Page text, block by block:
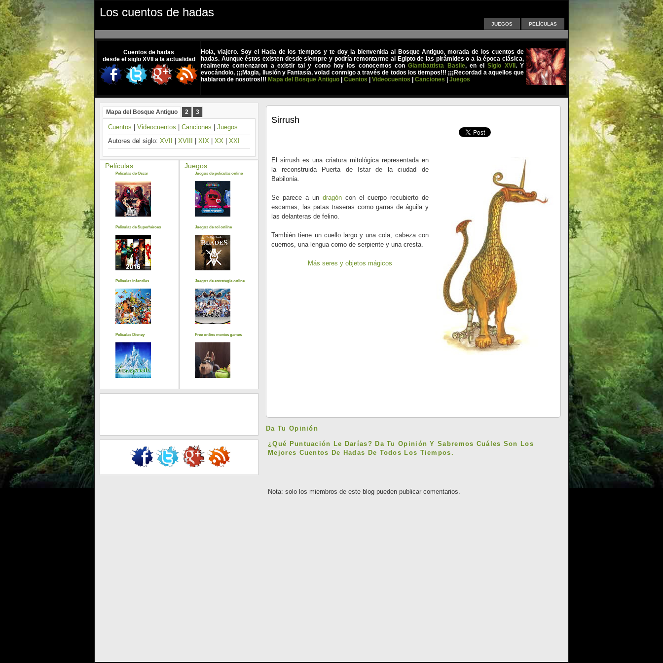
Los cuentos de hadas
JUEGOS PELÍCULAS
Cuentos de hadas
desde el siglo XVII a la actualidad
Hola, viajero. Soy el Hada de los tiempos y te doy la bienvenida al Bosque Antiguo, morada de los cuentos de
hadas. Aunque éstos existen desde siempre y podría remontarme al Egipto de las pirámides o a la época clásica,
realmente comenzaron a existir tal y como hoy los conocemos conGiambattista Basile, en elSiglo XVII . Y
evocándolo, ¡¡¡Magia, Ilusión y Fantasía, volad conmigo a través de todos los tiempos!!! ¡¡¡Recordad a aquellos que
hablaron de nosotros!!! Mapa del Bosque Antiguo Cuentos Videocuentos Canciones Juegos
Sirrush
El sirrush es una criatura mitológica representada en
la reconstruida Puerta de Istar de la ciudad de
Babilonia.
Se parece a undragón con el cuerpo recubierto de
escamas, las patas traseras como garras de águila y
las delanteras de felino.
También tiene un cuello largo y una cola, cabeza con
cuernos, una lengua como de serpiente y una cresta.
Más seres y objetos mágicos
Da Tu Opinión
¿Qué Puntuación Le Darías? Da Tu Opinión Y Sabremos Cuáles Son Los
Mejores Cuentos De Hadas De Todos Los Tiempos.
Nota: solo los miembros de este blog pueden publicar comentarios.
Mapa del Bosque Antiguo 2 3
Cuentos Videocuentos Canciones
Juegos
Autores del siglo: XVII XVIII XIX XX XXI
Películas
Películas de Óscar
Películas de Superhéroes
Películas infantiles
Películas Disney
Juegos
Juegos de películas online
Juegos de rol online
Juegos de estrategia online
Free online movies games